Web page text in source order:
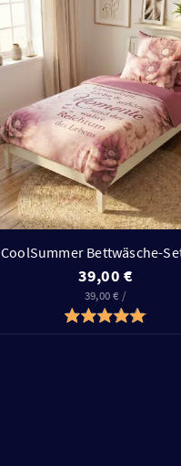
CoolSummer Bettwäsche-
39,00 €
39,00 € /